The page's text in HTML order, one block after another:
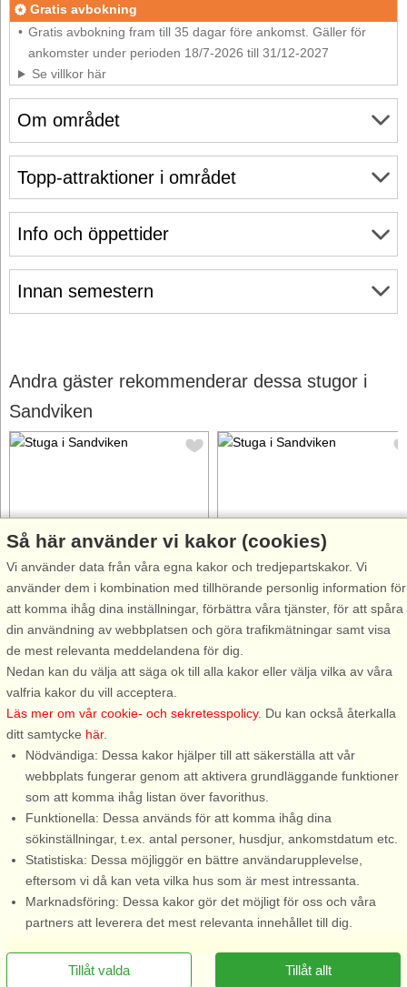
Om området
Info och öppettider
Innan semestern
Gratis avbokning
Gratis avbokning fram till 35 dagar före ankomst. Gäller för
ankomster under perioden 18/7-2026 till 31/12-2027
Se villkor här
Topp-attraktioner i området
Andra gäster rekommenderar dessa stugor i
Sandviken
Stugnr: 63737
Sandviken
6 personer, 40 m²
150 m till sjö/hav:.
Med utsikt mot havet på lugn
återvänds väg ligger detta fina
gästhus avskilt från ägarens
eget hus men på samma tomt.
En stig leder dig den korta
vägen ner till Sandvikens kritvita
sandstrand. Blekinges ...
från 7.369 SEK
Stugnr: 63686
Sandviken
8 personer, 100 m²
300 m till sjö/hav:.
I lugnt sommarhusområde
ligger detta hus på badrocks
doppet och med
Sandvikens barnvänliga vita,
långa sandstrand. Dessutom
erbjuds vedeldad bastu med ...
från 15.300 SEK
Så här använder vi kakor (cookies)
Vi använder data från våra egna kakor och tredjepartskakor. Vi
använder dem i kombination med tillhörande personlig information för
att komma ihåg dina inställningar, förbättra våra tjänster, för att spåra
din användning av webbplatsen och göra trafikmätningar samt visa
de mest relevanta meddelandena för dig.
Nedan kan du välja att säga ok till alla kakor eller välja vilka av våra
valfria kakor du vill acceptera.
Läs mer om vår cookie- och sekretesspolicy. Du kan också återkalla
ditt samtycke här.
Nödvändiga: Dessa kakor hjälper till att säkerställa att vår
webbplats fungerar genom att aktivera grundläggande funktioner
som att komma ihåg listan över favorithus.
Funktionella: Dessa används för att komma ihåg dina
sökinställningar, t.ex. antal personer, husdjur, ankomstdatum etc.
Statistiska: Dessa möjliggör en bättre användarupplevelse,
eftersom vi då kan veta vilka hus som är mest intressanta.
Marknadsföring: Dessa kakor gör det möjligt för oss och våra
partners att leverera det mest relevanta innehållet till dig.
Tillåt allt
Tillåt valda